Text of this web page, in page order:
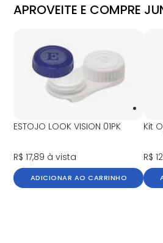
APROVEITE E COMPRE
ESTOJO LOOK VISION 01PK
R$ 17,89 à vista
ADICIONAR AO CARRINHO
Kit
R$